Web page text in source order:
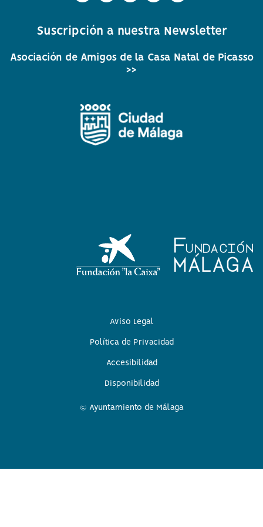
facebook
twitterInstagramWhatsapp
Youtube
Suscripción a nuestra Newsletter
Asociación de Amigos de la Casa Natal de Picasso
>>
Aviso Legal
Política de Privacidad
Accesibilidad
Disponibilidad
© Ayuntamiento de Málaga